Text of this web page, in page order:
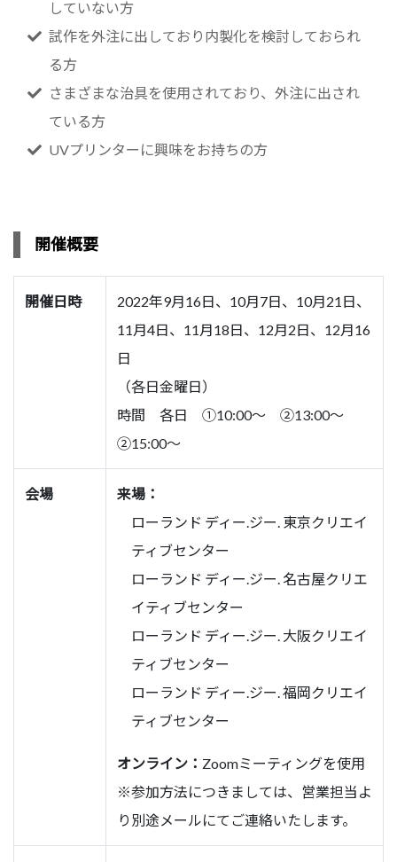
していない方
試作を外注に出しており内製化を検討しておられ
る方
さまざまな治具を使用されており、外注に出され
ている方
UVプリンターに興味をお持ちの方
開催概要
開催日時
2022年9月16日、10月7日、10月21日、
11月4日、11月18日、12月2日、12月16
日
（各日金曜日）
時間 各日 ①10:00～ ②13:00～
②15:00～
会場
来場：
ローランド ディー.ジー. 東京クリエイ
ティブセンター
ローランド ディー.ジー. 名古屋クリエ
イティブセンター
ローランド ディー.ジー. 大阪クリエイ
ティブセンター
ローランド ディー.ジー. 福岡クリエイ
ティブセンター
オンライン： Zoomミーティングを使用
※参加方法につきましては、営業担当よ
り別途メールにてご連絡いたします。